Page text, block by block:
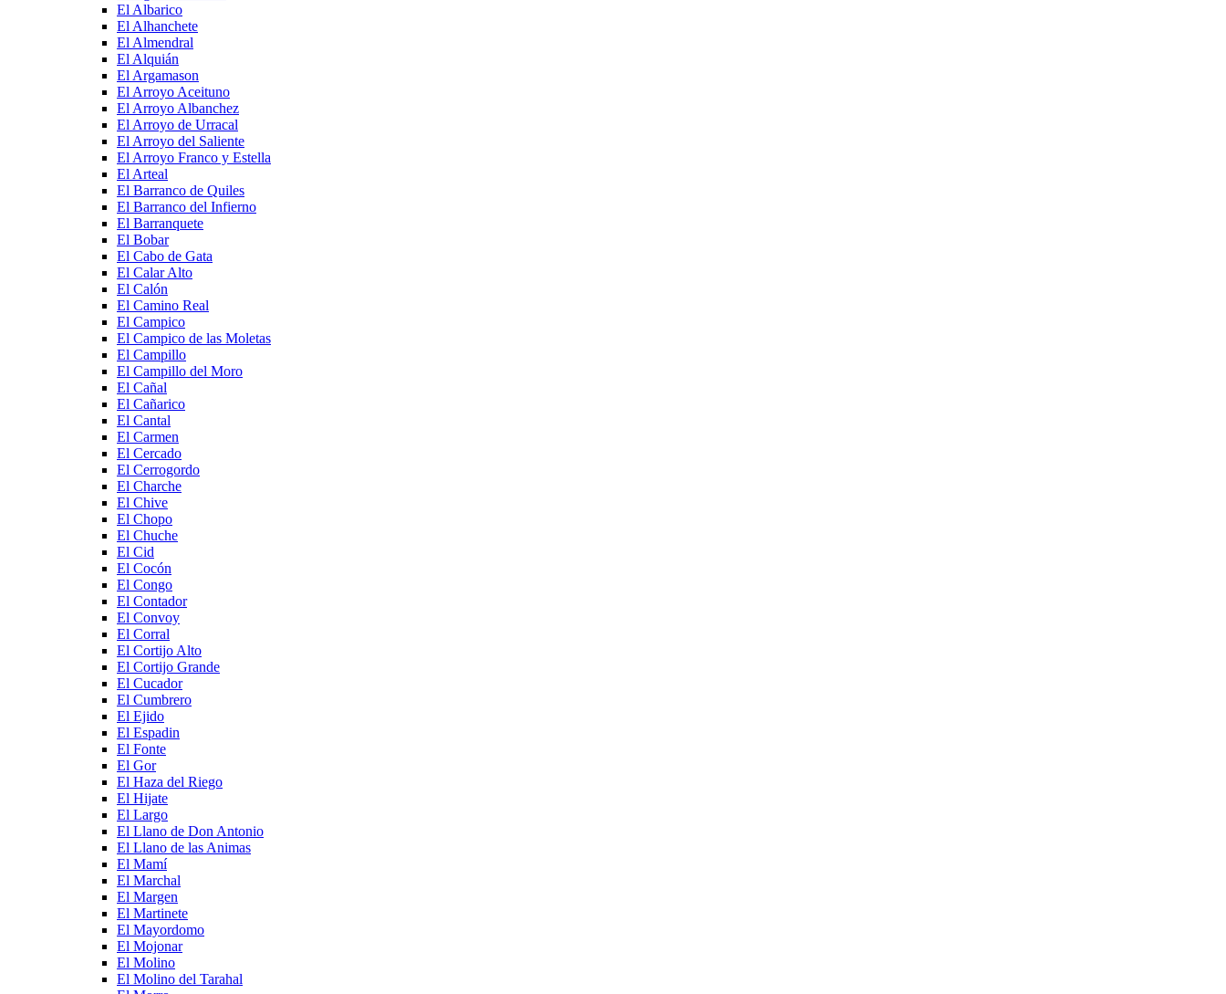
El Albarico
El Alhanchete
El Almendral
El Alquián
El Argamason
El Arroyo Aceituno
El Arroyo Albanchez
El Arroyo de Urracal
El Arroyo del Saliente
El Arroyo Franco y Estella
El Arteal
El Barranco de Quiles
El Barranco del Infierno
El Barranquete
El Bobar
El Cabo de Gata
El Calar Alto
El Calón
El Camino Real
El Campico
El Campico de las Moletas
El Campillo
El Campillo del Moro
El Cañal
El Cañarico
El Cantal
El Carmen
El Cercado
El Cerrogordo
El Charche
El Chive
El Chopo
El Chuche
El Cid
El Cocón
El Congo
El Contador
El Convoy
El Corral
El Cortijo Alto
El Cortijo Grande
El Cucador
El Cumbrero
El Ejido
El Espadin
El Fonte
El Gor
El Haza del Riego
El Hijate
El Largo
El Llano de Don Antonio
El Llano de las Animas
El Mamí
El Marchal
El Margen
El Martinete
El Mayordomo
El Mojonar
El Molino
El Molino del Tarahal